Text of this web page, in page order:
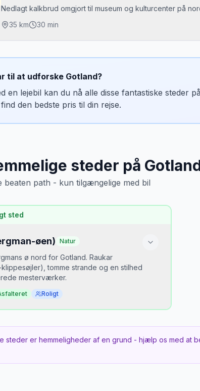
sandstrand
sjöbodar
Mikkels tip
Nedlagt kalkbrud omgjort til museum og kulturcenter på
35 km 30 min
med udsigt
til at udforske Gotland?
en lejebil kan du nå alle disse fantastiske steder
den bedste pris til din rejse.
steder på
beaten path - kun tilgængelige med bil
sted
øen) Natur
ø nord for Gotland. Raukar
tomme strande og en stilhed
mesterværker.
Roligt
sjæl.
steder er hemmeligheder af en grund - hjælp os med at